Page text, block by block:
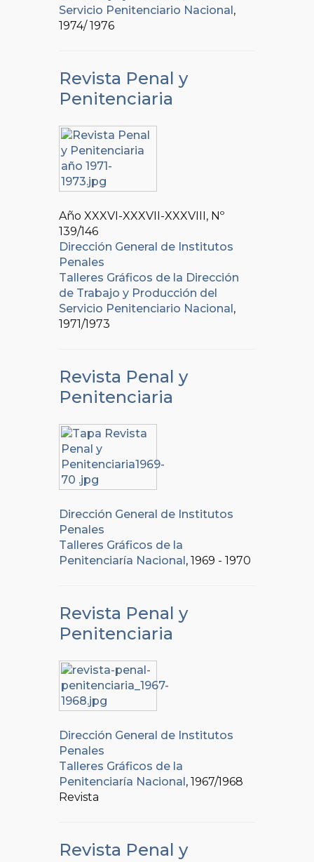
Servicio Penitenciario Nacional ,
1974/ 1976
Revista Penal y
Penitenciaria
Año XXXVI-XXXVII-XXXVIII, Nº
139/146
Dirección General de Institutos
Penales
Talleres Gráficos de la Dirección
de Trabajo y Producción del
Servicio Penitenciario Nacional ,
1971/1973
Revista Penal y
Penitenciaria
Dirección General de Institutos
Penales
Talleres Gráficos de la
Penitenciaría Nacional , 1969 - 1970
Revista Penal y
Penitenciaria
Dirección General de Institutos
Penales
Talleres Gráficos de la
Penitenciaría Nacional , 1967/1968
Revista
Revista Penal y